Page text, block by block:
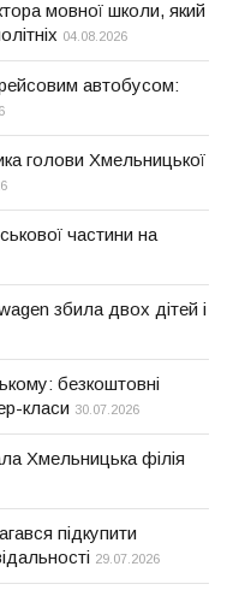
мовної школи, який
04.08.2026
рейсовим автобусом:
голови Хмельницької
частини на
збила двох дітей і
безкоштовні
класи 30.07.2026
Хмельницька філія
підкупити
29.07.2026